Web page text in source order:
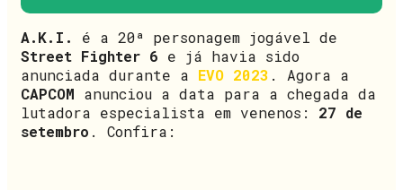
A.K.I.
é a 20ª personagem jogável de
Street Fighter 6 e já havia sido
anunciada durante a EVO 2023 . Agora a
CAPCOM anunciou a data para a chegada da
lutadora especialista em venenos: 27 de
setembro . Confira: